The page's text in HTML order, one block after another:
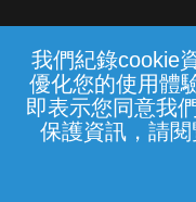
我們紀錄cookie
優化您的使用體
即表示您同意我
保護資訊，請
常見問題 線上客
中華電信股
(統一編